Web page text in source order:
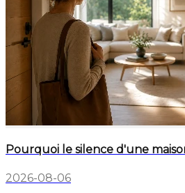
Pourquoi le silence d'une
2026-08-06